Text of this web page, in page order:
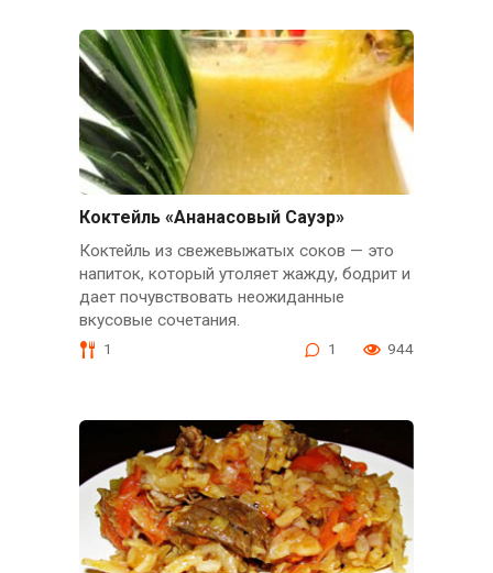
Коктейль «Ананасовый Сауэр»
Коктейль из свежевыжатых соков — это
напиток, который утоляет жажду, бодрит и
дает почувствовать неожиданные
вкусовые сочетания.
1 1 944